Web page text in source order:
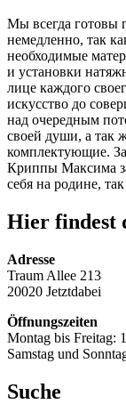
Мы всегда готовы
немедленно, так
необходимые
и установки
лице каждого
искусство до
над очередным
своей души, а так
комплектующие.
Криппы Максима
себя на родине,
Hier findest
Adresse
Traum Allee 213
20020 Jetztdabei
Öffnungszeiten
Montag bis Freitag:
Samstag und
Suche